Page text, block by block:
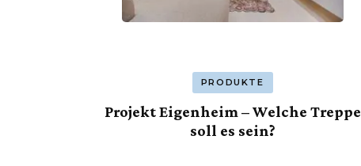
PRODUKTE
Projekt Eigenheim – Welche Treppe
soll es sein?